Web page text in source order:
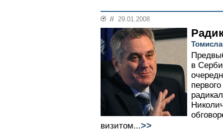
// 29.01.2008
в
визитом...>>